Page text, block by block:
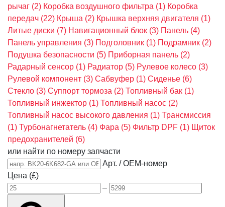
рычаг (2) Коробка воздушного фильтра (1) Коробка
передач (22) Крыша (2) Крышка верхняя двигателя (1)
Литые диски (7) Навигационный блок (3) Панель (4)
Панель управления (3) Подголовник (1) Подрамник (2)
Подушка безопасности (5) Приборная панель (2)
Радарный сенсор (1) Радиатор (5) Рулевое колесо (3)
Рулевой компонент (3) Сабвуфер (1) Сиденье (6)
Стекло (3) Суппорт тормоза (2) Топливный бак (1)
Топливный инжектор (1) Топливный насос (2)
Топливный насос высокого давления (1) Трансмиссия
(1) Турбонагнетатель (4) Фара (5) Фильтр DPF (1) Щиток
предохранителей (6)
или найти по номеру запчасти
Арт. / OEM-номер
Цена (£)
–